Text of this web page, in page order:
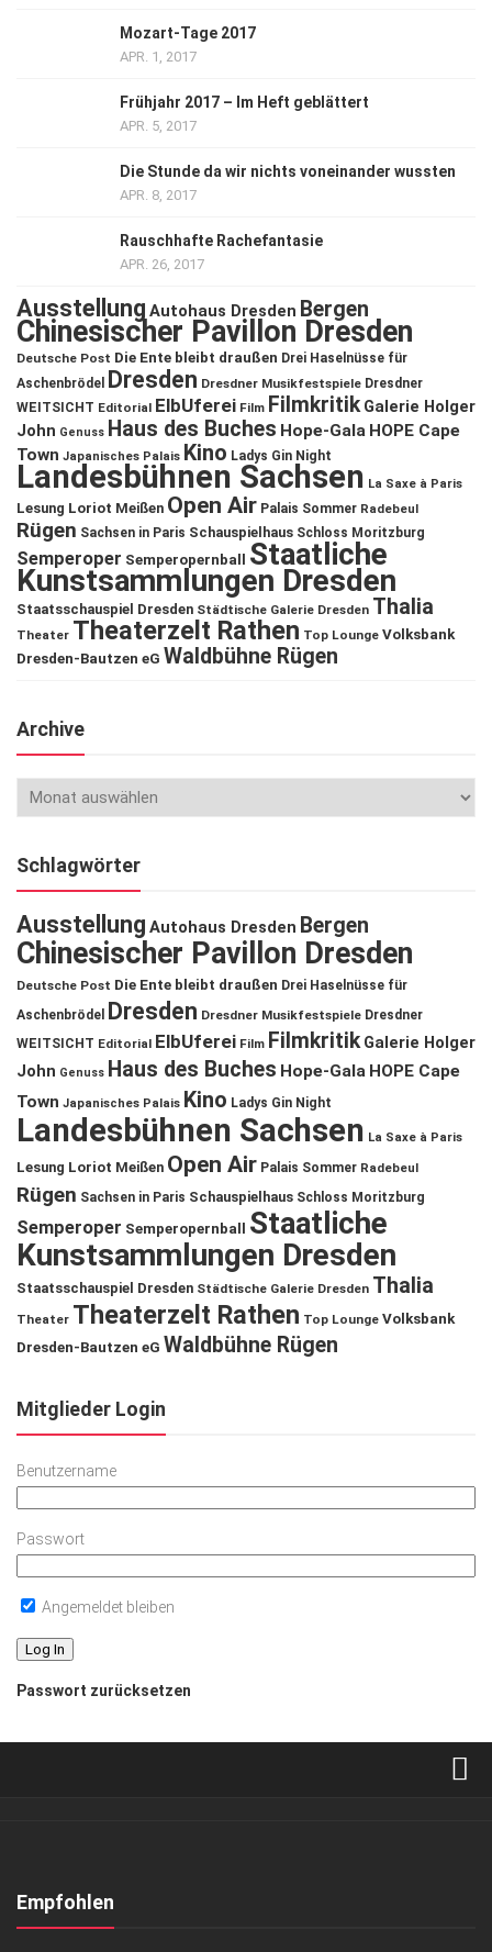
Mozart-Tage 2017
APR. 1, 2017
Frühjahr 2017 – Im Heft geblättert
APR. 5, 2017
Die Stunde da wir nichts voneinander wussten
APR. 8, 2017
Rauschhafte Rachefantasie
APR. 26, 2017
Ausstellung Autohaus Dresden Bergen
Chinesischer Pavillon Dresden
Deutsche Post Die Ente bleibt draußen Drei Haselnüsse für
Aschenbrödel
Dresden Dresdner Musikfestspiele Dresdner
WEITSICHT Editorial ElbUferei Film Filmkritik Galerie Holger
John Genuss Haus des Buches Hope-Gala HOPE Cape
Town Japanisches Palais Kino Ladys Gin Night
Landesbühnen Sachsen La Saxe à Paris
Lesung Loriot Meißen Open Air Palais Sommer Radebeul
Rügen Sachsen in Paris Schauspielhaus Schloss Moritzburg
Semperoper Semperopernball Staatliche
Kunstsammlungen Dresden
Staatsschauspiel Dresden Städtische Galerie Dresden Thalia
Theater Theaterzelt Rathen Top Lounge Volksbank
Dresden-Bautzen eG Waldbühne Rügen
Archive
Schlagwörter
Ausstellung Autohaus Dresden Bergen
Chinesischer Pavillon Dresden
Deutsche Post Die Ente bleibt draußen Drei Haselnüsse für
Aschenbrödel
Dresden Dresdner Musikfestspiele Dresdner
WEITSICHT Editorial ElbUferei Film Filmkritik Galerie Holger
John Genuss Haus des Buches Hope-Gala HOPE Cape
Town Japanisches Palais Kino Ladys Gin Night
Landesbühnen Sachsen La Saxe à Paris
Lesung Loriot Meißen Open Air Palais Sommer Radebeul
Rügen Sachsen in Paris Schauspielhaus Schloss Moritzburg
Semperoper Semperopernball
Staatliche
Kunstsammlungen Dresden
Staatsschauspiel Dresden Städtische Galerie Dresden Thalia
Theater Theaterzelt Rathen Top Lounge Volksbank
Dresden-Bautzen eG Waldbühne Rügen
Mitglieder Login
Benutzername
Passwort
Angemeldet bleiben
Passwort zurücksetzen
Kontakt, Impressum
Empfohlen